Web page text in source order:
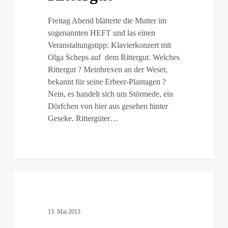
Freitag Abend blätterte die Mutter im
sogenannten HEFT und las einen
Veranstaltungstipp: Klavierkonzert mit
Olga Scheps auf dem Rittergut. Welches
Rittergut ? Meinbrexen an der Weser,
bekannt für seine Erbeer-Plantagen ?
Nein, es handelt sich um Störmede, ein
Dörfchen von hier aus gesehen hinter
Geseke. Rittergüter…
13. Mai 2013